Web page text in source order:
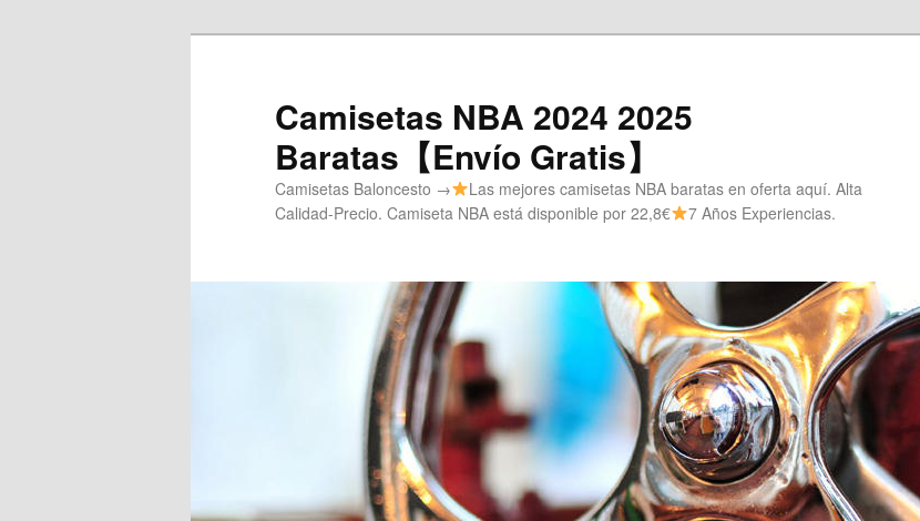
Camisetas NBA 2024 2025
Baratas【Envío Gratis】
Camisetas Baloncesto →
Las mejores camisetas NBA baratas en oferta aquí. Alta
Calidad-Precio. Camiseta NBA está disponible por 22,8€
7 Años Experiencias.